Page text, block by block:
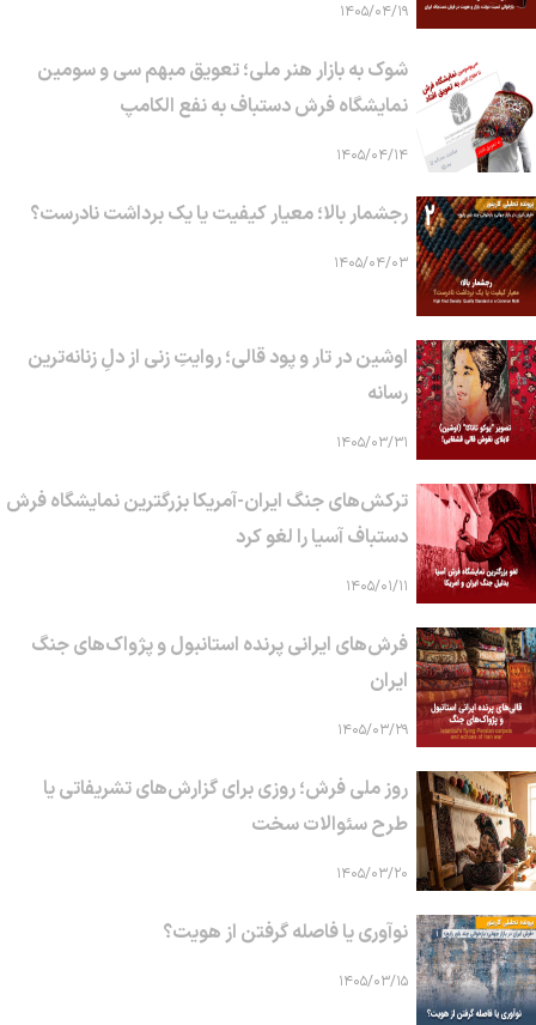
۱۴۰۵/۰۴/۱۹
شوک به بازار هنر ملی؛ تعویق مبهم سی و سومین
نمایشگاه فرش دستباف به نفع الکامپ
۱۴۰۵/۰۴/۱۴
رجشمار بالا؛ معیار کیفیت یا یک برداشت نادرست؟
۱۴۰۵/۰۴/۰۳
اوشین در تار و پود قالی؛ روایتِ زنی از دلِ زنانه‌ترین
رسانه
۱۴۰۵/۰۳/۳۱
ترکش‌های جنگ ایران-آمریکا بزرگترین نمایشگاه فرش
دستباف آسیا را لغو کرد
۱۴۰۵/۰۱/۱۱
فرش‌های ایرانی پرنده استانبول و پژواک‌های جنگ
ایران
۱۴۰۵/۰۳/۲۹
روز ملی فرش؛ روزی برای گزارش‌های تشریفاتی یا
طرح سئوالات سخت
۱۴۰۵/۰۳/۲۰
نوآوری یا فاصله گرفتن از هویت؟
۱۴۰۵/۰۳/۱۵